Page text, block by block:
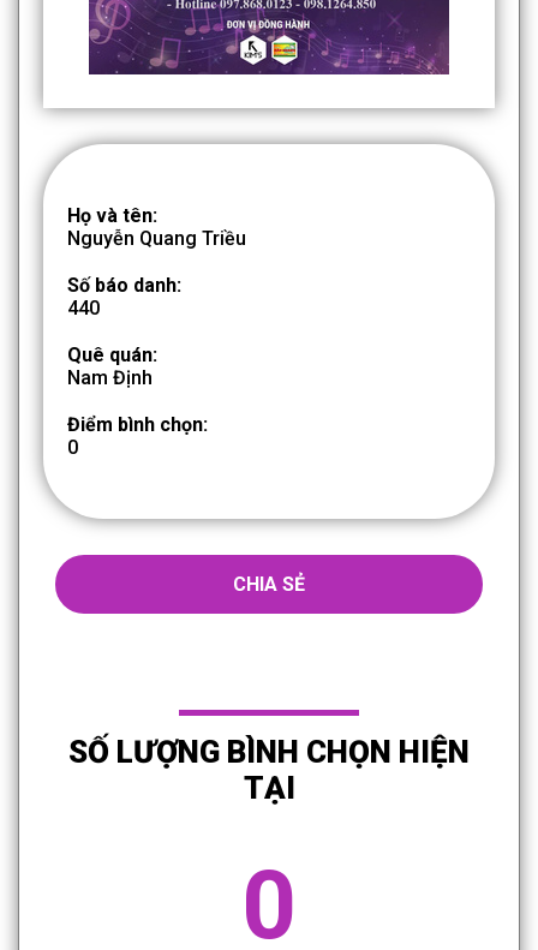
Họ và tên:
Nguyễn Quang Triều
Số báo danh:
440
Quê quán:
Nam Định
Điểm bình chọn:
0
CHIA SẺ
SỐ LƯỢNG BÌNH CHỌN HIỆN
TẠI
0